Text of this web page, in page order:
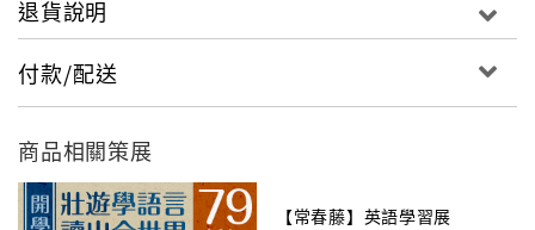
條列出符合該單元不同的主題實用句，讓你隨時替換並
◎有氧補給站，豐富知識加滿滿
補充相關的文法、單字比較、文化知識等。
退貨說明
付款/配送
商品相關策展
【常春藤】英語學習展